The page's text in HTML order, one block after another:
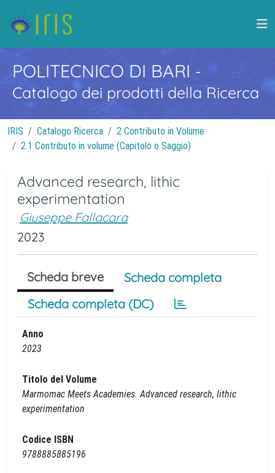
POLITECNICO DI BARI -
Catalogo dei prodotti della Ricerca
IRIS Catalogo Ricerca
2 Contributo in Volume
2.1 Contributo in volume (Capitolo o Saggio)
Advanced research, lithic
experimentation
Giuseppe Fallacara
2023
Scheda breve
Scheda completa
Scheda completa (DC)
Anno
2023
Titolo del Volume
Marmomac Meets Academies. Advanced research, lithic
experimentation
Codice ISBN
9788885885196